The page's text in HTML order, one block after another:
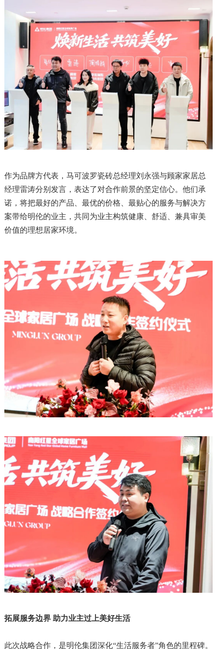
作为品牌方代表，马可波罗瓷砖总经理刘永强与顾家家居总
经理雷涛分别发言，表达了对合作前景的坚定信心。他们承
诺，将把最好的产品、最优的价格、最贴心的服务与解决方
案带给明伦的业主，共同为业主构筑健康、舒适、兼具审美
价值的理想居家环境。
拓展服务边界 助力业主过上美好生活
此次战略合作，是明伦集团深化“生活服务者”角色的里程碑。